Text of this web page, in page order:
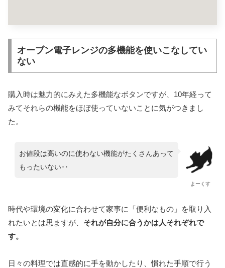
オーブン電子レンジの多機能を使いこなしてい
ない
購入時は魅力的にみえた多機能なボタンですが、10年経って
みてそれらの機能をほぼ使っていないことに気がつきまし
た。
よーくす
お値段は高いのに使わない機能がたくさんあって
もったいない･･
時代や環境の変化に合わせて家事に「便利なもの」を取り入
れたいとは思ますが、 それが自分に合うかは人それぞれで
す。
日々の料理では直感的に手を動かしたり、慣れた手順で行う